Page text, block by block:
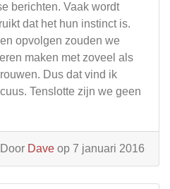
berichten. Vaak wordt
dat het hun instinct is.
opvolgen zouden we
maken met zoveel als
Dus dat vind ik
Tenslotte zijn we geen
Door Dave op 7 januari 2016